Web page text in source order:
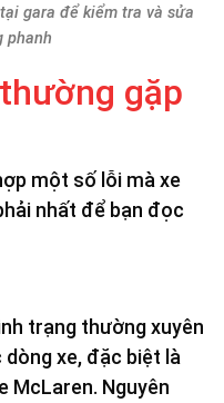
gara để kiểm tra và sửa
phanh
gặp
một số lỗi mà xe
nhất để bạn đọc
trạng thường xuyên
xe, đặc biệt là
McLaren. Nguyên